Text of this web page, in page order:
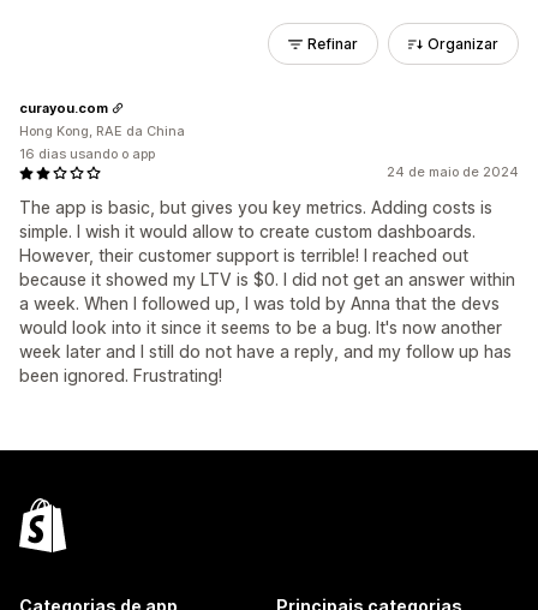
Refinar Organizar
24 de maio de 2024
The app is basic, but gives you key metrics. Adding costs is
simple. I wish it would allow to create custom dashboards.
However, their customer support is terrible! I reached out
because it showed my LTV is $0. I did not get an answer within
a week. When I followed up, I was told by Anna that the devs
would look into it since it seems to be a bug. It's now another
week later and I still do not have a reply, and my follow up has
been ignored. Frustrating!
curayou.com
Hong Kong, RAE da China
16 dias usando o app
Categorias de app Principais categorias